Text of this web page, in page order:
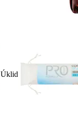
Úklid